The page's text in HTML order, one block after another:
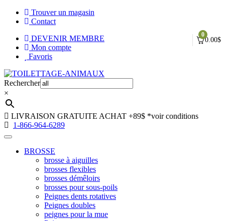
Trouver un magasin
Contact
0
0.00$
DEVENIR MEMBRE
Mon compte
Favoris
Aller
à
la
navigation
Aller
au
contenu
Rechercher
×
LIVRAISON GRATUITE ACHAT +89$ *voir conditions
1-866-964-6289
BROSSE
brosse à aiguilles
brosses flexibles
brosses démêloirs
brosses pour sous-poils
Peignes dents rotatives
Peignes doubles
peignes pour la mue